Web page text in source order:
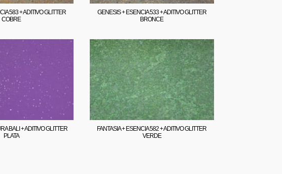
583 + ADITIVO GLITTER
COBRE
GENESIS + ESENCIA 533 + ADITIVO GLITTER
BRONCE
BALI + ADITIVO GLITTER
PLATA
FANTASIA + ESENCIA 582 + ADITIVO GLITTER
VERDE